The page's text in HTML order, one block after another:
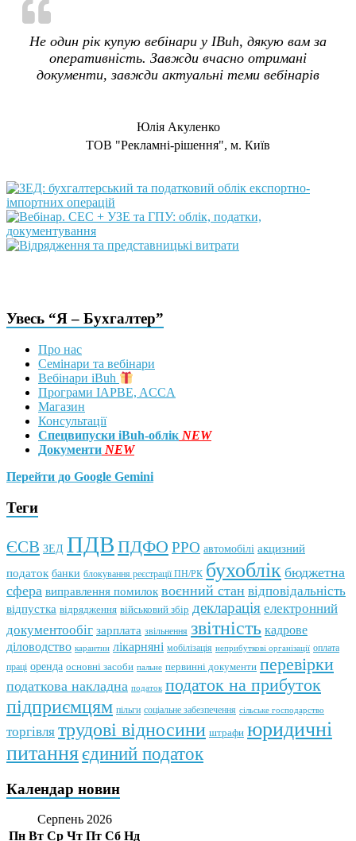
Не один рік купую вебінари у IBuh, дякую вам за
оперативність. Завжди вчасно отримані
документи, завжди актуальні теми вебінарів
Юлія Акуленко
TOB "Рекламні-рішення", м. Київ
Увесь “Я – Бухгалтер”
Про нас
Семінари та вебінари
Вебінари iBuh
Програми IAPBE, ACCA
Магазин
Консультації
Спецвипуски iBuh-облік NEW
Документи NEW
Перейти до Google Gemini
Теги
ЄСВ ЗЕД ПДВ ПДФО РРО автомобілі акцизний
податок банки блокування реєстрації ПН/РК бухоблік бюджетна
сфера виправлення помилок воєнний стан відповідальність
відпустка відрядження військовий збір декларація електронний
документообіг зарплата звільнення звітність кадрове
діловодство карантин лікарняні мобілізація неприбуткові організації оплата
праці оренда основні засоби пальне первинні документи перевірки
податкова накладна податок податок на прибуток
підприємцям пільги соціальне забезпечення сільське господарство
торгівля трудові відносини штрафи юридичні
питанняєдиний податок
Календар новин
Серпень 2026
Пн Вт Ср Чт Пт Сб Нд